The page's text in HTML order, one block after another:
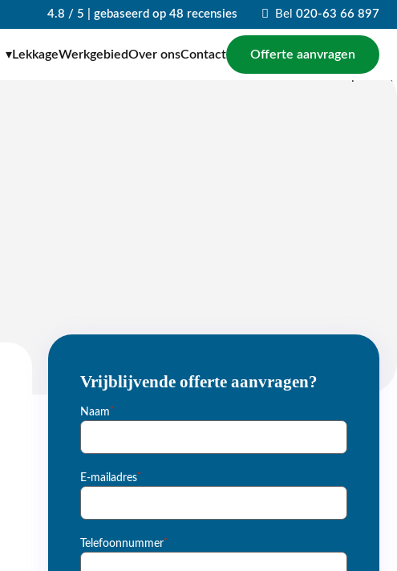
4.8 / 5 | gebaseerd op 48 recensies Bel 020-63 66 897
LekkageWerkgebiedOver onsContact Offerte aanvragen
Vrijblijvende offerte aanvragen?
Naam*
E-mailadres*
Telefoonnummer*